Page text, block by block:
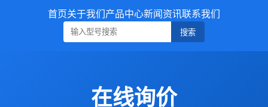
首页关于我们 产品中心新闻资讯联系我们
搜索
在线询价